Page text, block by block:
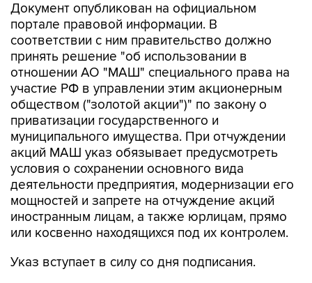
Документ опубликован на официальном
портале правовой информации. В
соответствии с ним правительство должно
принять решение "об использовании в
отношении АО "МАШ" специального права на
участие РФ в управлении этим акционерным
обществом ("золотой акции")" по закону о
приватизации государственного и
муниципального имущества. При отчуждении
акций МАШ указ обязывает предусмотреть
условия о сохранении основного вида
деятельности предприятия, модернизации его
мощностей и запрете на отчуждение акций
иностранным лицам, а также юрлицам, прямо
или косвенно находящихся под их контролем.
Указ вступает в силу со дня подписания.